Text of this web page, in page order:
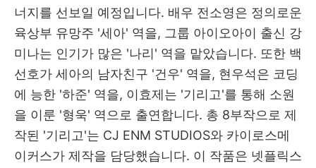
너지를 선보일 예정입니다. 배우 전소영은 정의로운
육상부 유망주 '세아' 역을, 그룹 아이오아이 출신 강
미나는 인기가 많은 '나리' 역을 맡았습니다. 또한 백
선호가 세아의 남자친구 '건우' 역을, 현우석은 코딩
에 능한 '하준' 역을, 이효제는 '기리고'를 통해 소원
을 이룬 '형욱' 역으로 출연합니다. 총 8부작으로 제
작된 '기리고'는 CJ ENM STUDIOS와 카이로스메
이커스가 제작을 담당했습니다. 이 작품은 넷플릭스